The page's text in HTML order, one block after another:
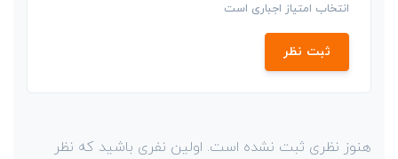
انتخاب امتیاز اجباری است
ثبت نظر
هنوز نظری ثبت نشده است. اولین نفری باشید که نظر